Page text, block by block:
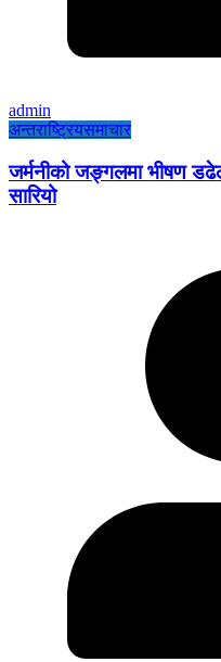
admin
अन्तराष्ट्रियसमाचार
जर्मनीको जङ्गलमा भीषण
सारियो